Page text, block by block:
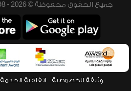
جميع الحقوق محفوظة © 2026 - 1998 لشبكة إسلام ويب
وثيقة الخصوصية اتفاقية الخدمة